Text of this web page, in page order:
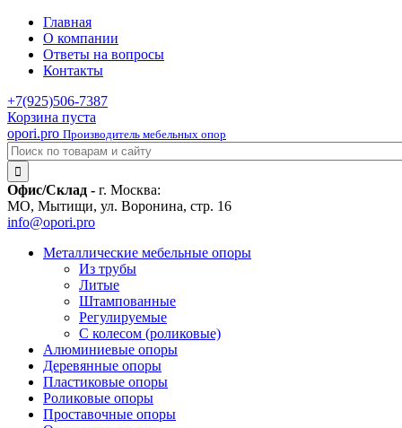
Главная
О компании
Ответы на вопросы
Контакты
+7(925)506-7387
Корзина пуста
opori.pro Производитель мебельных опор
Офис/Склад - г. Москва:
МО, Мытищи, ул. Воронина, стр. 16
info@opori.pro
Металлические мебельные опоры
Из трубы
Литые
Штампованные
Регулируемые
С колесом (роликовые)
Алюминиевые опоры
Деревянные опоры
Пластиковые опоры
Роликовые опоры
Проставочные опоры